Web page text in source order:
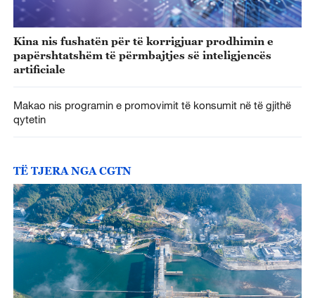
Kina nis fushatën për të korrigjuar prodhimin e
papërshtatshëm të përmbajtjes së inteligjencës
artificiale
Makao nis programin e promovimit të konsumit në të gjithë
qytetin
TË TJERA NGA CGTN